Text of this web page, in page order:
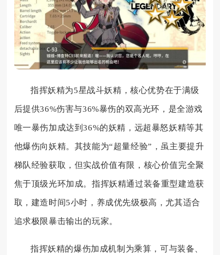
指挥妖精为5星战斗妖精，核心优势在于满级
后提供36%伤害与36%暴伤的双高光环，是全游戏
唯一暴伤加成达到36%的妖精，远超暴怒妖精等其
他爆伤向妖精。其技能为“超量经验”，虽主要提升
梯队经验获取，但实战价值有限，核心价值完全聚
焦于顶级光环加成。指挥妖精通过装备重型建造获
取，建造时间5小时，养成优先级极高，尤其适合
追求极限暴击输出的玩家。
指挥妖精的爆伤加成机制为乘算，可与装备、